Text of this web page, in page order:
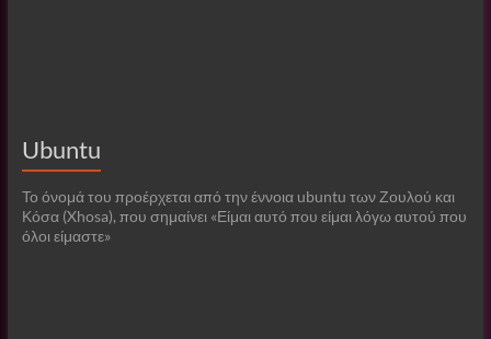
Ubuntu
Το όνομά του προέρχεται από την έννοια ubuntu των Ζουλού και
Κόσα (Xhosa), που σημαίνει «Είμαι αυτό που είμαι λόγω αυτού που
όλοι είμαστε»